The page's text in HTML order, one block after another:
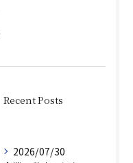
Recent Posts
2026/07/30